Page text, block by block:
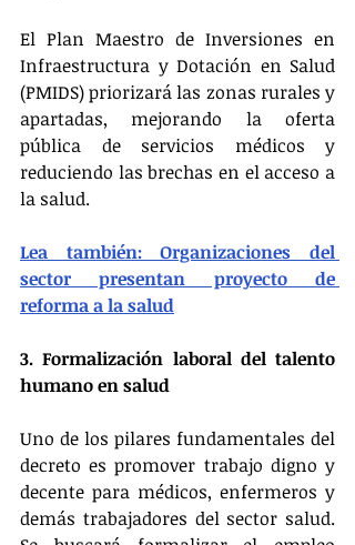
El Plan Maestro de Inversiones en
Infraestructura y Dotación en Salud
(PMIDS) priorizará las zonas rurales y
apartadas, mejorando la oferta
pública de servicios médicos y
reduciendo las brechas en el acceso a
la salud​.
Lea también: Organizaciones del
sector presentan proyecto de
reforma a la salud
3. Formalización laboral del talento
humano en salud
Uno de los pilares fundamentales del
decreto es promover trabajo digno y
decente para médicos, enfermeros y
demás trabajadores del sector salud.